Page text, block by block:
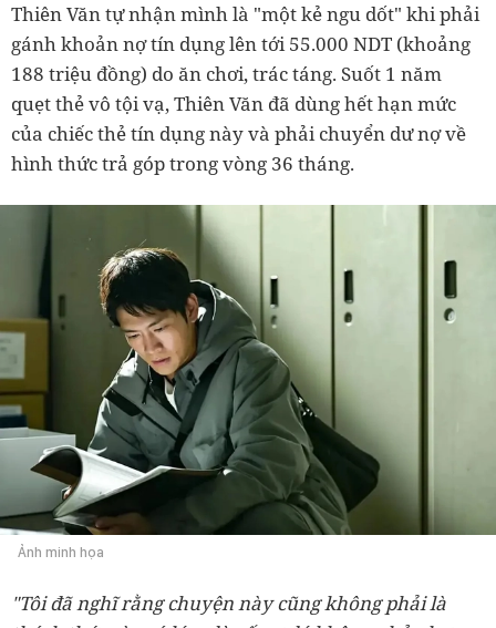
Thiên Văn tự nhận mình là "một kẻ ngu dốt" khi phải
gánh khoản nợ tín dụng lên tới 55.000 NDT (khoảng
188 triệu đồng) do ăn chơi, trác táng. Suốt 1 năm
quẹt thẻ vô tội vạ, Thiên Văn đã dùng hết hạn mức
của chiếc thẻ tín dụng này và phải chuyển dư nợ về
hình thức trả góp trong vòng 36 tháng.
Ảnh minh họa
"Tôi đã nghĩ rằng chuyện này cũng không phải là